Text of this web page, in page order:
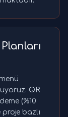
QR
(%10
bazlı